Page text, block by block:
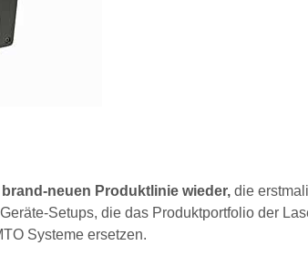
neuen Produktlinie wieder, die
Setups, die das Produktportfolio der
Systeme ersetzen.